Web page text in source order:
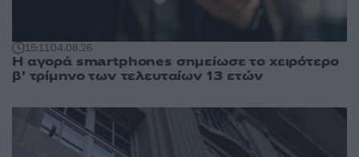
15:1104.08.26
Η αγορά smartphones σημείωσε το χειρότερο
β’ τρίμηνο των τελευταίων 13 ετών